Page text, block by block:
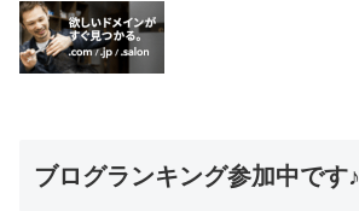
ブログランキング参加中です♪